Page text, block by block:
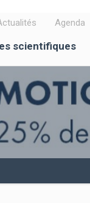
Agenda
scientifiques